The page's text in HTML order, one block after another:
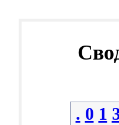
. 0 1